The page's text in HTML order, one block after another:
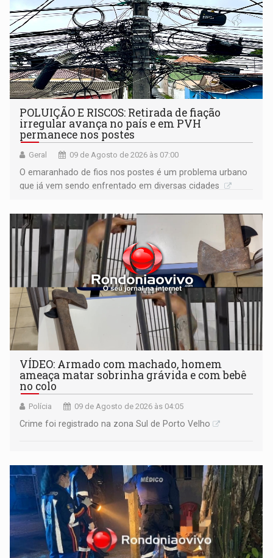
POLUIÇÃO E RISCOS: Retirada de fiação
irregular avança no país e em PVH
permanece nos postes
Geral 09 de Agosto de 2026 às 07:00
O emaranhado de fios nos postes é um problema urbano
que já vem sendo enfrentado em diversas cidades
VÍDEO: Armado com machado, homem
ameaça matar sobrinha grávida e com bebê
no colo
Polícia 09 de Agosto de 2026 às 04:05
Crime foi registrado na zona Sul de Porto Velho